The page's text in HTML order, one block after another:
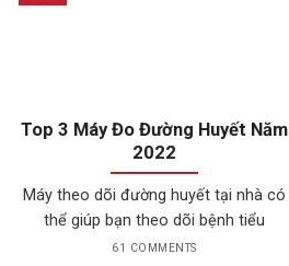
Top 3 Máy Đo Đường Huyết Năm
2022
Máy theo dõi đường huyết tại nhà có
thể giúp bạn theo dõi bệnh tiểu
61 COMMENTS